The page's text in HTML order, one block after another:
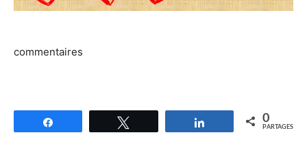
commentaires
Partagez 0
PARTAGES